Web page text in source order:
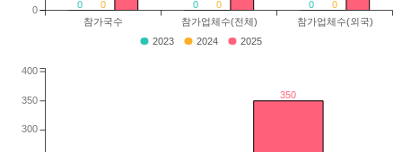
0 0 0
0 0 0
참가국수 참가업체수(전체) 참가업체수(외국)
0
2023 2024 2025
350
300
350
400